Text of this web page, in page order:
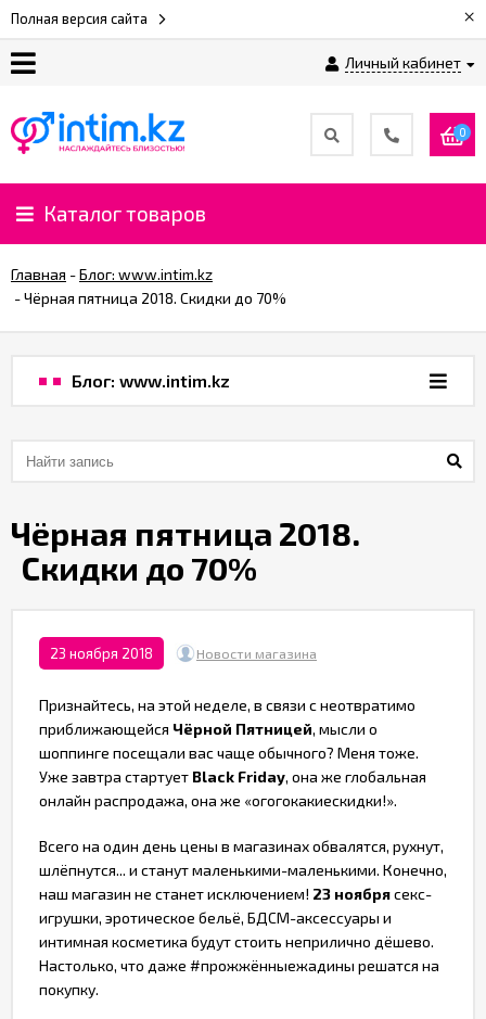
Полная версия сайта ×
Личный кабинет
нас
Доставка
и
⚡
Служба
качества
Контакты
Отзывы
0
Каталог товаров
Главная -Блог: www.intim.kz
-Чёрная пятница 2018. Скидки до 70%
Чёрная пятница 2018.
Скидки до 70%
23 ноября 2018 Новости магазина
Признайтесь, на этой неделе, в связи с неотвратимо
приближающейся Чёрной Пятницей, мысли о
шоппинге посещали вас чаще обычного? Меня тоже.
Уже завтра стартует Black Friday, она же глобальная
онлайн распродажа, она же «огогокакиескидки!».
Всего на один день цены в магазинах обвалятся, рухнут,
шлёпнутся... и станут маленькими-маленькими. Конечно,
наш магазин не станет исключением! 23 ноябрясекс-
игрушки, эротическое бельё, БДСМ-аксессуары и
интимная косметика будут стоить неприлично дёшево.
Настолько, что даже #прожжённыежадины решатся на
покупку.
Блог: www.intim.kz